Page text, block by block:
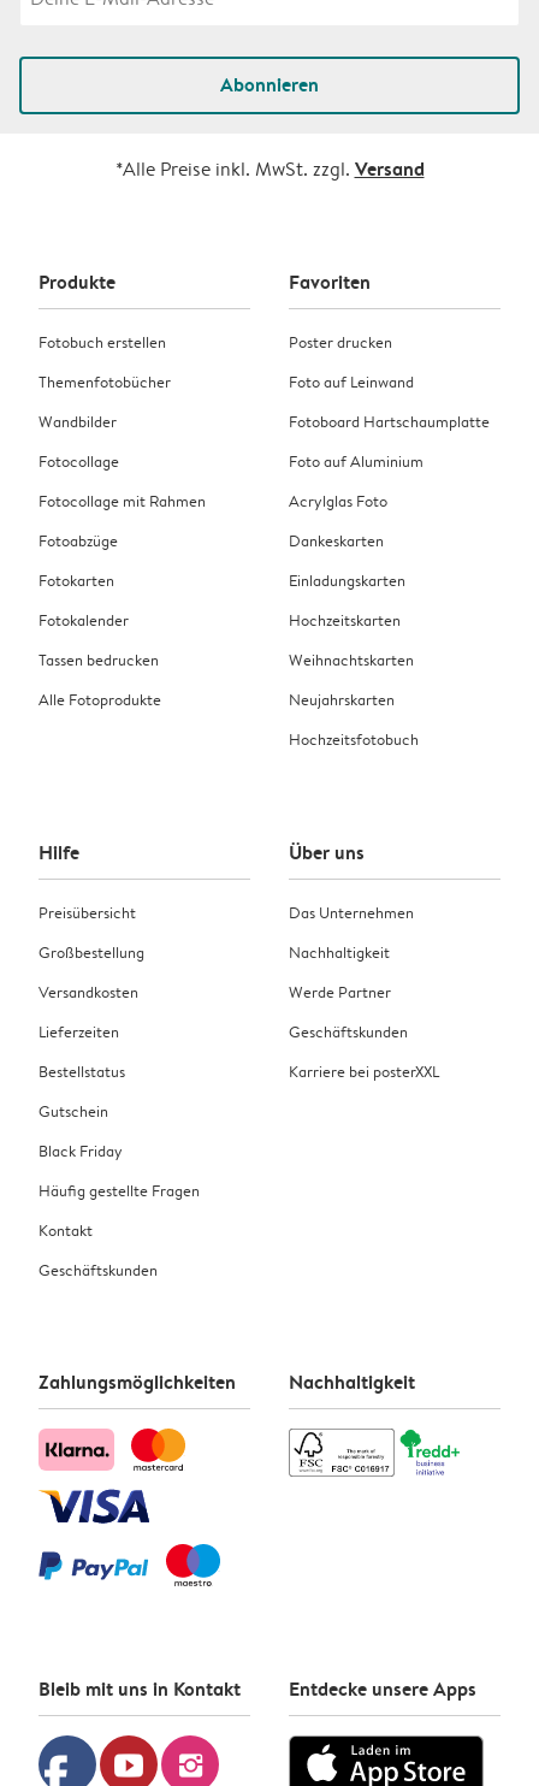
Abonnieren
*Alle Preise inkl. MwSt. zzgl. Versand
Produkte
Fotobuch erstellen
Themenfotobücher
Wandbilder
Fotocollage
Fotocollage mit Rahmen
Fotoabzüge
Fotokarten
Fotokalender
Tassen bedrucken
Alle Fotoprodukte
Favoriten
Poster drucken
Foto auf Leinwand
Fotoboard Hartschaumplatte
Foto auf Aluminium
Acrylglas Foto
Dankeskarten
Einladungskarten
Hochzeitskarten
Weihnachtskarten
Neujahrskarten
Hochzeitsfotobuch
Hilfe
Preisübersicht
Großbestellung
Versandkosten
Lieferzeiten
Bestellstatus
Gutschein
Black Friday
Häufig gestellte Fragen
Kontakt
Geschäftskunden
Über uns
Das Unternehmen
Nachhaltigkeit
Werde Partner
Geschäftskunden
Karriere bei posterXXL
Zahlungsmöglichkeiten Nachhaltigkeit
Bleib mit uns in Kontakt
youtube instagram
Entdecke unsere Apps